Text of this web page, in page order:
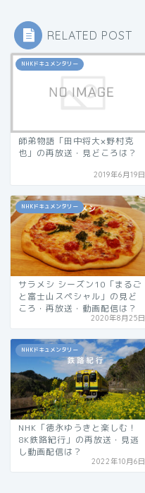
RELATED POST
NHKドキュメンタリー
師弟物語「田中将大×野村克
也」の再放送・見どころは？
2019年6月19日
NHKドキュメンタリー
サラメシ シーズン10「まるご
と富士山スペシャル」の見ど
ころ・再放送・動画配信は？
2020年8月25日
NHKドキュメンタリー
NHK「徳永ゆうきと楽しむ！
8K鉄路紀行」の再放送・見逃
し動画配信は？
2022年10月6日